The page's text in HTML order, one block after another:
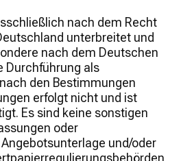
nach dem Recht
unterbreitet und
nach dem Deutschen
Durchführung als
den Bestimmungen
erfolgt nicht und ist
Es sind keine sonstigen
oder
und/oder